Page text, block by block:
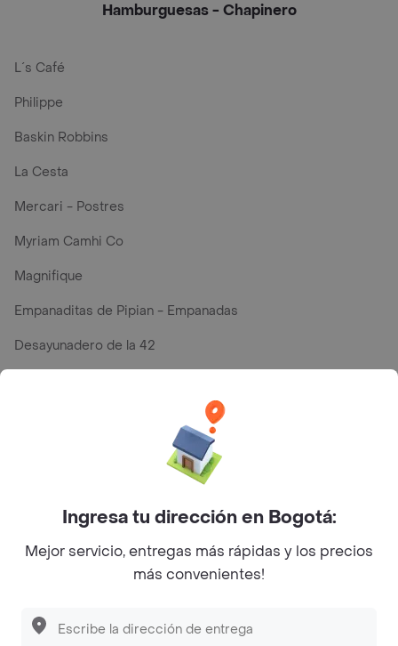
Hamburguesas - Chapinero
L´s Café
Philippe
Baskin Robbins
La Cesta
Mercari - Postres
Myriam Camhi Co
Magnifique
Empanaditas de Pipian - Empanadas
Desayunadero de la 42
Top Marcas y Cadenas de Restaurantes
Encuéntranos en estos países
Ingresa tu dirección en Bogotá:
Mejor servicio, entregas más rápidas y los precios
más convenientes!